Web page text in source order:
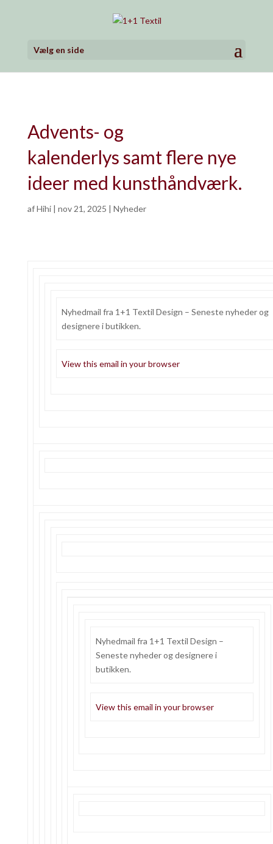
Vælg en side
Advents- og
kalenderlys samt flere nye
ideer med kunsthåndværk.
afHihi| nov 21, 2025 | Nyheder
Nyhedmail fra 1+1 Textil Design – Seneste nyheder og
designere i butikken.
View this email in your browser
Nyhedmail fra 1+1 Textil Design –
Seneste nyheder og designere i
butikken.
View this email in your browser